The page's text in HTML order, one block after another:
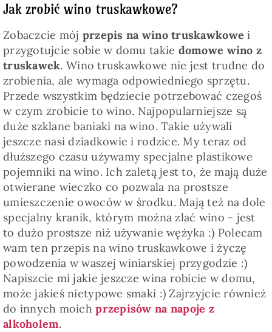
Jak zrobić wino truskawkowe?
Zobaczcie mój przepis na wino truskawkowe i
przygotujcie sobie w domu takie domowe wino z
truskawek. Wino truskawkowe nie jest trudne do
zrobienia, ale wymaga odpowiedniego sprzętu.
Przede wszystkim będziecie potrzebować czegoś
w czym zrobicie to wino. Najpopularniejsze są
duże szklane baniaki na wino. Takie używali
jeszcze nasi dziadkowie i rodzice. My teraz od
dłuższego czasu używamy specjalne plastikowe
pojemniki na wino. Ich zaletą jest to, że mają duże
otwierane wieczko co pozwala na prostsze
umieszczenie owoców w środku. Mają też na dole
specjalny kranik, którym można zlać wino - jest
to dużo prostsze niż używanie wężyka :) Polecam
wam ten przepis na wino truskawkowe i życzę
powodzenia w waszej winiarskiej przygodzie :)
Napiszcie mi jakie jeszcze wina robicie w domu,
może jakieś nietypowe smaki :) Zajrzyjcie również
do innych moichprzepisów na napoje z
alkoholem.